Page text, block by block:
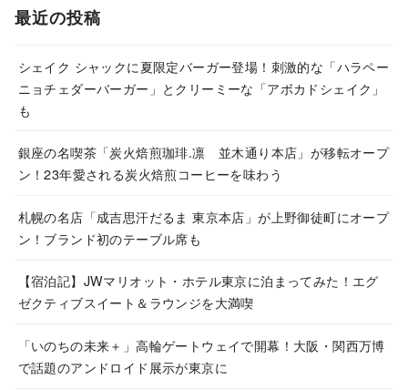
カ
ブ
最近の投稿
シェイク シャックに夏限定バーガー登場！刺激的な「ハラペー
ニョチェダーバーガー」とクリーミーな「アボカドシェイク」
も
銀座の名喫茶「炭火焙煎珈琲.凛 並木通り本店」が移転オープ
ン！23年愛される炭火焙煎コーヒーを味わう
札幌の名店「成吉思汗だるま 東京本店」が上野御徒町にオープ
ン！ブランド初のテーブル席も
【宿泊記】JWマリオット・ホテル東京に泊まってみた！エグ
ゼクティブスイート＆ラウンジを大満喫
「いのちの未来＋」高輪ゲートウェイで開幕！大阪・関西万博
で話題のアンドロイド展示が東京に